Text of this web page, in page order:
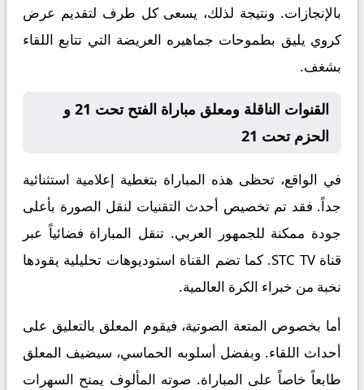
بالإنجازات. ونتيجة لذلك، يسعى كل طرف لتقديم عرض
كروي يليق بطموحات جماهيره العريضة التي تتابع اللقاء
بشغف.
القنوات الناقلة ومعلق مباراة الفتح تحت 21 و
الحزم تحت 21
في الواقع، تحظى هذه المباراة بتغطية إعلامية استثنائية
جداً. فقد تم تخصيص أحدث التقنيات لنقل الصورة بأعلى
جودة ممكنة للجمهور العربي. تنقل المباراة فضائياً عبر
قناةSTC TV. كما تضم القناة استوديوهات تحليلية يقودها
نخبة من خبراء الكرة العالمية.
أما بخصوص المتعة الصوتية، فيقوم المعلق بالتعليق على
أحداث اللقاء. وبفضل أسلوبه الحماسي، سيضيف المعلق
طابعاً خاصاً على المباراة. صوته المألوف يمنح السهرات